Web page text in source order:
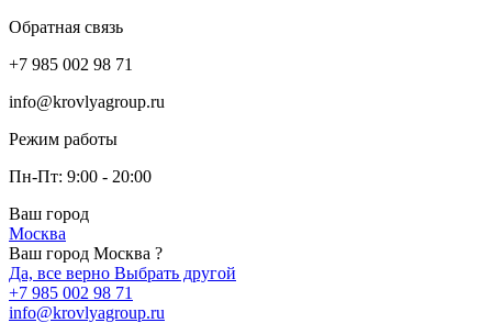
Обратная связь
+7 985 002 98 71
info@krovlyagroup.ru
Режим работы
Пн-Пт: 9:00 - 20:00
Ваш город
Москва
Ваш город Москва ?
Да, все верно Выбрать другой
+7 985 002 98 71
info@krovlyagroup.ru